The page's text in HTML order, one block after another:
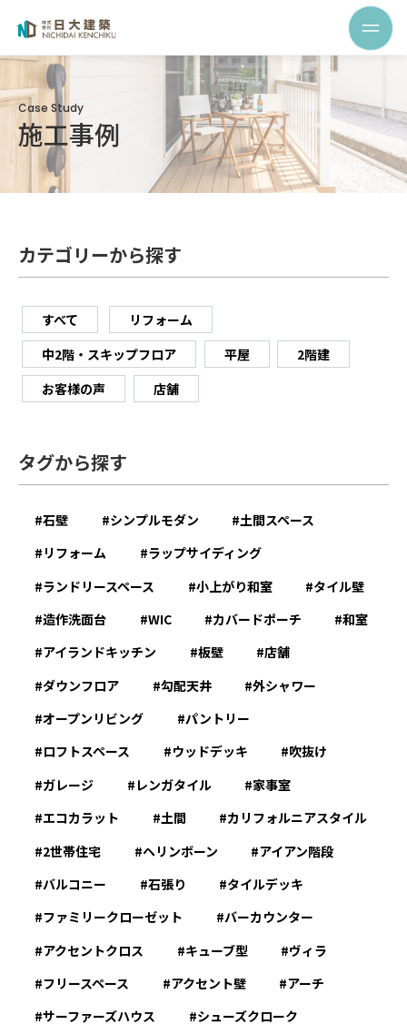
Case Study
施工事例
カテゴリーから探す
すべて
リフォーム
中2階・スキップフロア
平屋
2階建
お客様の声
店舗
タグから探す
石壁 シンプルモダン
土間スペース
リフォーム
ラップサイディング
ランドリースペース
小上がり和室
タイル壁
造作洗面台
WIC カバードポーチ
和室
アイランドキッチン
板壁
店舗
ダウンフロア
勾配天井
外シャワー
オープンリビング
パントリー
ロフトスペース
ウッドデッキ
吹抜け
ガレージ
レンガタイル
家事室
エコカラット
土間
カリフォルニアスタイル
2世帯住宅
ヘリンボーン
アイアン階段
バルコニー
石張り
タイルデッキ
ファミリークローゼット
バーカウンター
アクセントクロス
キューブ型
ヴィラ
フリースペース
アクセント壁
アーチ
サーファーズハウス
シューズクローク